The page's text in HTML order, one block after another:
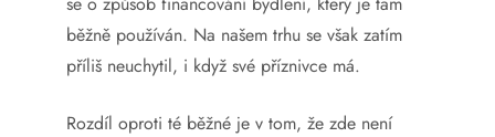
běžně používán. Na našem trhu se však zatím
příliš neuchytil, i když své příznivce má.
Rozdíl oproti té běžné je v tom, že zde není